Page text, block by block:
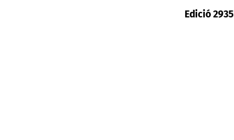
Edició 2935